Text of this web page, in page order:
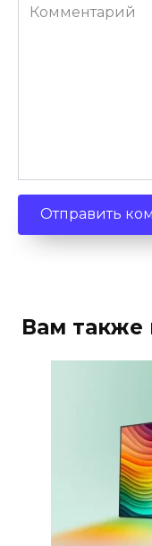
Комментарий
Вам также